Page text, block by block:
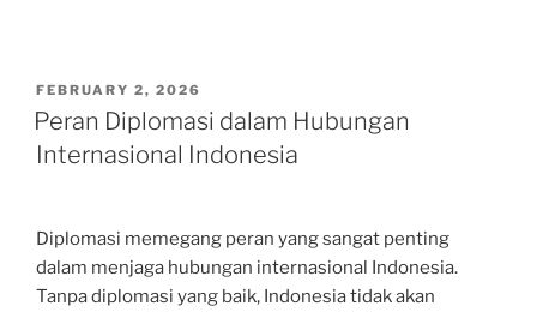
POSTED
ON
FEBRUARY 2, 2026
Peran Diplomasi dalam Hubungan
Internasional Indonesia
Diplomasi memegang peran yang sangat penting
dalam menjaga hubungan internasional Indonesia.
Tanpa diplomasi yang baik, Indonesia tidak akan